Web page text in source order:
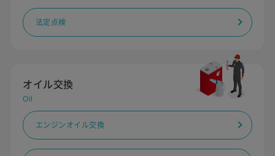
法定点検
オイル交換
Oil
エンジンオイル交換